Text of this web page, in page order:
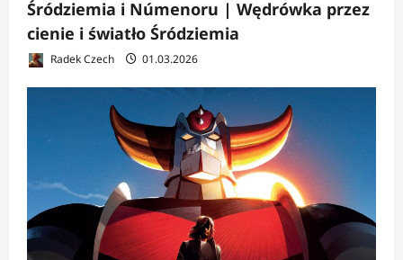
Śródziemia i Númenoru | Wędrówka przez
cienie i światło Śródziemia
Radek Czech 01.03.2026